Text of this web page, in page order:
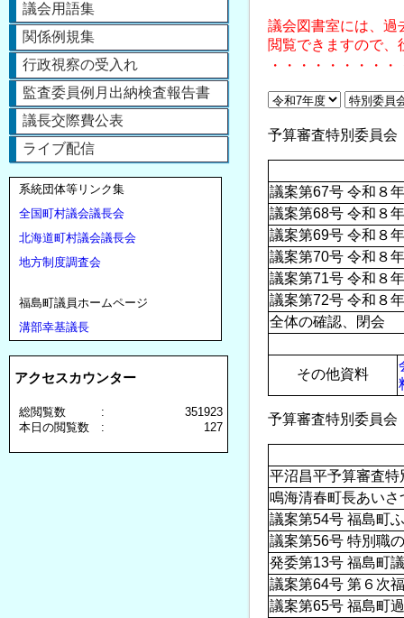
議会用語集
関係例規集
行政視察の受入れ
監査委員例月出納検査報告書
議長交際費公表
ライブ配信
系統団体等リンク集
全国町村議会議長会
北海道町村議会議長会
地方制度調査会
福島町議員ホームページ
溝部幸基議長
アクセスカウンター
351923
総閲覧数 :
127
本日の閲覧数 :
議会図書室には、過
閲覧できますので、
・・・・・・・・
予算審査特別委員会
議案第67号 令和８
議案第68号 令和８
議案第69号 令和８
議案第70号 令和８
議案第71号 令和８
議案第72号 令和８
全体の確認、閉会
その他資料
予算審査特別委員会
平沼昌平予算審査
鳴海清春町長あいさ
議案第54号 福島町
議案第56号 特別職
発委第13号 福島町
議案第64号 第６次
議案第65号 福島町